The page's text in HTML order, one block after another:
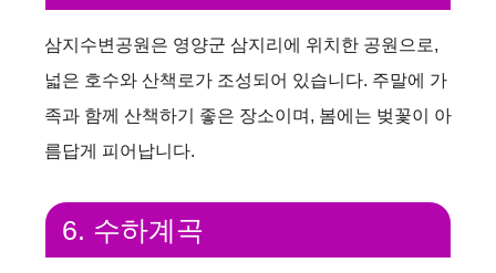
삼지수변공원은 영양군 삼지리에 위치한 공원으로,
넓은 호수와 산책로가 조성되어 있습니다. 주말에 가
족과 함께 산책하기 좋은 장소이며, 봄에는 벚꽃이 아
름답게 피어납니다.
6. 수하계곡